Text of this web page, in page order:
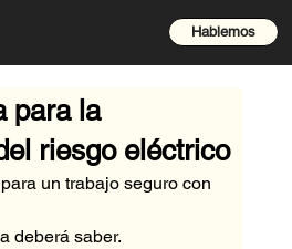
Hablemos
para la
riesgo eléctrico
un trabajo seguro con
deberá saber.